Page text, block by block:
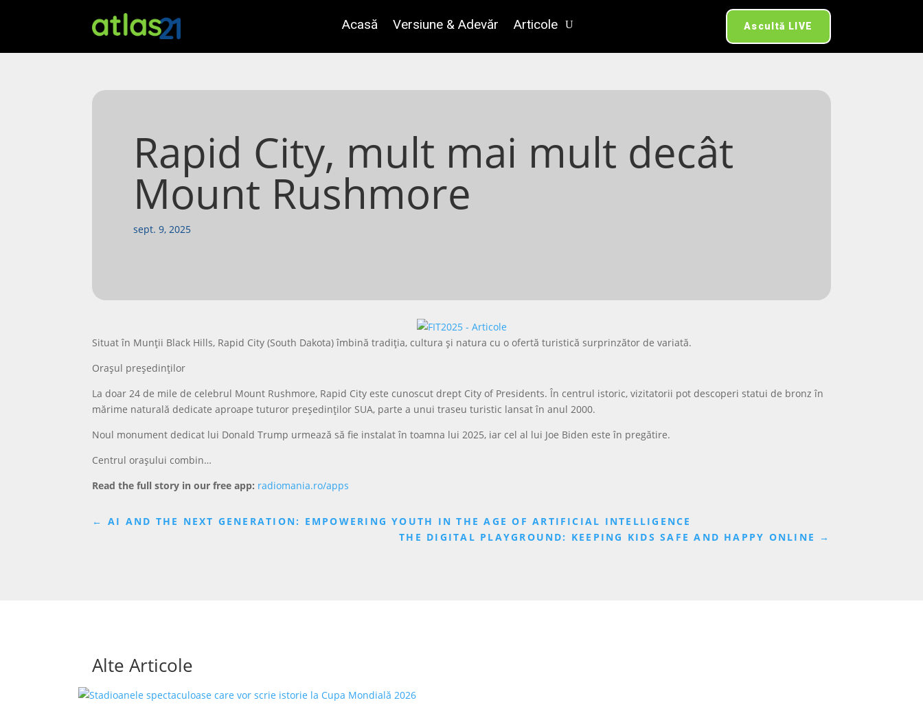
Acasă Versiune & Adevăr Articole Ascultă LIVE
Rapid City, mult mai mult decât
Mount Rushmore
sept. 9, 2025
Situat în Munții Black Hills, Rapid City (South Dakota) îmbină tradiția, cultura și natura cu o ofertă turistică surprinzător de variată.
Orașul președinților
La doar 24 de mile de celebrul Mount Rushmore, Rapid City este cunoscut drept City of Presidents. În centrul istoric, vizitatorii pot descoperi statui de bronz în
mărime naturală dedicate aproape tuturor președinților SUA, parte a unui traseu turistic lansat în anul 2000.
Noul monument dedicat lui Donald Trump urmează să fie instalat în toamna lui 2025, iar cel al lui Joe Biden este în pregătire.
Centrul orașului combin…
Read the full story in our free app: radiomania.ro/apps
← AI AND THE NEXT GENERATION: EMPOWERING YOUTH IN THE AGE OF ARTIFICIAL INTELLIGENCE
THE DIGITAL PLAYGROUND: KEEPING KIDS SAFE AND HAPPY ONLINE →
Alte Articole